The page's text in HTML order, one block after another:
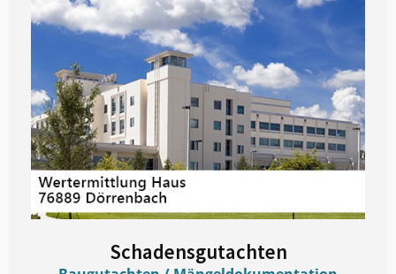
Schadensgutachten